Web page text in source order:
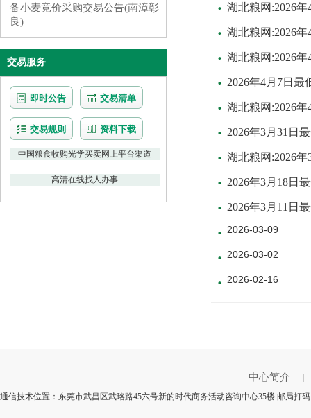
备小麦竞价采购交易公告(南漳彰
良)
交易服务
即时公告 交易清单
交易规则 资料下载
中国粮食收购光学买卖网上平台渠道
高清在线找人办事
湖北粮网:2026
湖北粮网:2026
湖北粮网:2026
2026年4月7日
湖北粮网:2026
2026年3月31日
湖北粮网:2026
2026年3月18日
2026年3月11日
2026-03-09
2026-03-02
2026-02-16
中心简介
通信技术位置：东莞市武昌区武珞路45六号新的时代商务活动咨询中心35楼 邮局打